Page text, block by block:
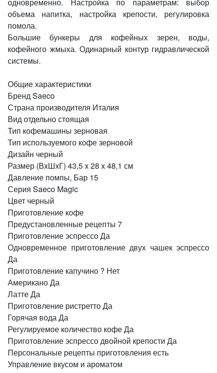
объема напитка, настройка крепости, регулировка
помола.
Большие бункеры для кофейных зерен, воды,
кофейного жмыха. Одинарный контур гидравлической
системы.
Общие характеристики
Бренд Saeco
Страна производителя Италия
Вид отдельно стоящая
Тип кофемашины зерновая
Тип используемого кофе зерновой
Дизайн черный
Размер (ВхШхГ) 43,5 x 28 x 48,1 см
Давление помпы, Бар 15
Серия Saeco Magic
Цвет черный
Приготовление кофе
Предустановленные рецепты 7
Приготовление эспрессо Да
Одновременное приготовление двух чашек эспрессо
Да
Приготовление капучино ? Нет
Американо Да
Латте Да
Приготовление ристретто Да
Горячая вода Да
Регулируемое количество кофе Да
Приготовление эспрессо двойной крепости Да
Персональные рецепты приготовления есть
Управление вкусом и ароматом